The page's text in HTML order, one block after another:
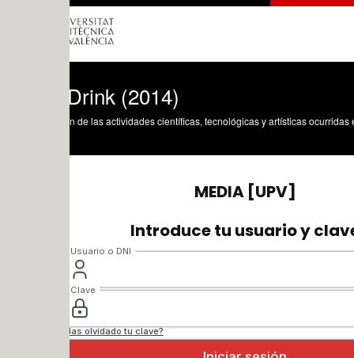
(2014)
de las actividades científicas, tecnológicas y artísticas ocurridas en los tres